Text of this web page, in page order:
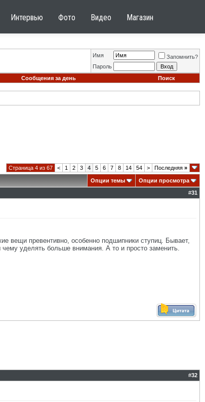
Интервью Фото Видео Магазин
Имя
Запомнить?
Пароль
Сообщения за день Поиск
Страница 4 из 67 < 1 2 3 4 5 6 7 8 14 54 > Последняя »
Опции темы
Опции просмотра
#31
вещи превентивно, особенно подшипники ступиц. Бывает,
уделять больше внимания. А то и просто заменить.
#32